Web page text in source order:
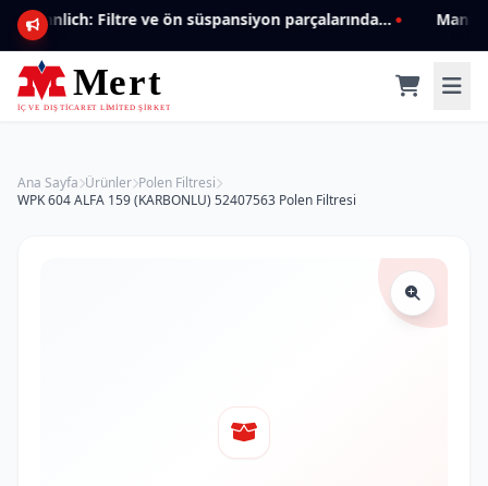
Mannlich: Filtre ve ön süspansiyon parçalarında genişleyen ürün yelpazesiyle kalite ve güven.
Ana Sayfa Ürünler Polen Filtresi
WPK 604 ALFA 159 (KARBONLU) 52407563 Polen Filtresi